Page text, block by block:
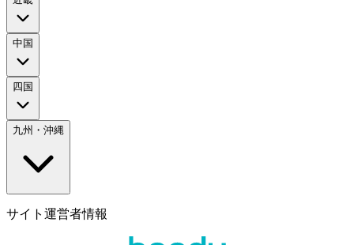
中国
四国
九州・沖縄
サイト運営者情報